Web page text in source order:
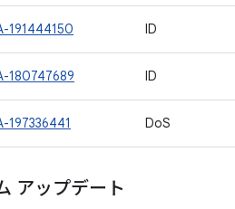
191444150 ID
180747689 ID
197336441 DoS
アップデート